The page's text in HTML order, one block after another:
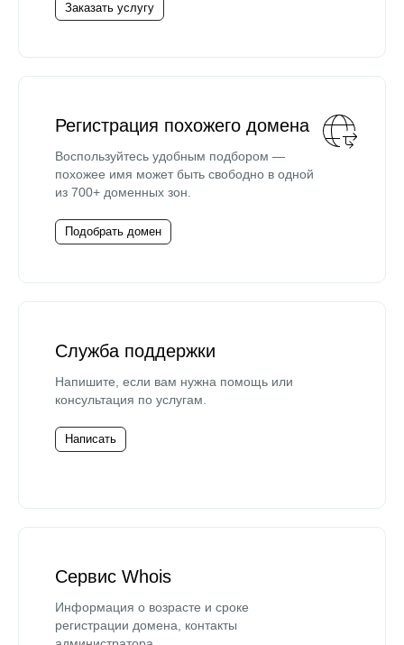
Заказать услугу
Регистрация похожего домена
Воспользуйтесь удобным подбором —
похожее имя может быть свободно в одной
из 700+ доменных зон.
Подобрать домен
Служба поддержки
Напишите, если вам нужна помощь или
консультация по услугам.
Написать
Сервис Whois
Информация о возрасте и сроке
регистрации домена, контакты